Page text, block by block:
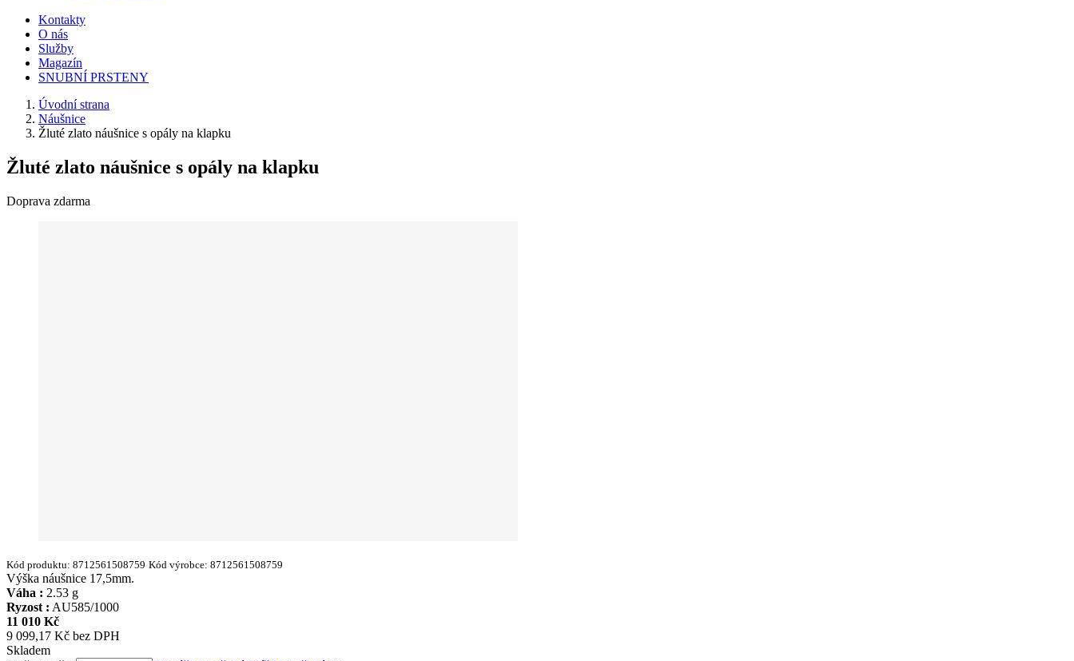
Kontakty
O nás
Služby
Magazín
SNUBNÍ PRSTENY
Úvodní strana
Náušnice
Žluté zlato náušnice s opály na klapku
Žluté zlato náušnice s opály na klapku
Doprava zdarma
Kód produktu: 8712561508759 Kód výrobce: 8712561508759
Výška náušnice 17,5mm.
Váha : 2.53 g
Ryzost : AU585/1000
11 010 Kč
9 099,17 Kč bez DPH
Skladem